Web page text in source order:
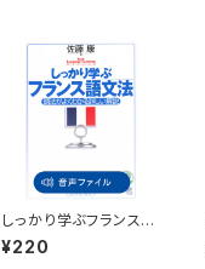
しっかり学ぶフランス語
文法 付属音声
¥220